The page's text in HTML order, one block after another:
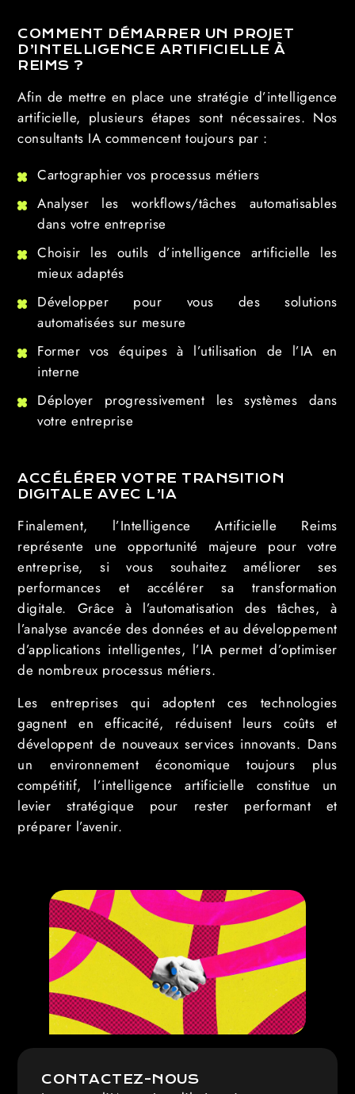
COMMENT DÉMARRER UN PROJET
D’INTELLIGENCE ARTIFICIELLE À
REIMS ?
Afin de mettre en place une stratégie d’intelligence
artificielle, plusieurs étapes sont nécessaires. Nos
consultants IA commencent toujours par :
Cartographier vos processus métiers
Analyser les workflows/tâches automatisables
dans votre entreprise
Choisir les outils d’intelligence artificielle les
mieux adaptés
Développer pour vous des solutions
automatisées sur mesure
Former vos équipes à l’utilisation de l’IA en
interne
Déployer progressivement les systèmes dans
votre entreprise
ACCÉLÉRER VOTRE TRANSITION
DIGITALE AVEC L’IA
Finalement, l’Intelligence Artificielle Reims
représente une opportunité majeure pour votre
entreprise, si vous souhaitez améliorer ses
performances et accélérer sa transformation
digitale. Grâce à l’automatisation des tâches, à
l’analyse avancée des données et au développement
d’applications intelligentes, l’IA permet d’optimiser
de nombreux processus métiers.
Les entreprises qui adoptent ces technologies
gagnent en efficacité, réduisent leurs coûts et
développent de nouveaux services innovants. Dans
un environnement économique toujours plus
compétitif, l’intelligence artificielle constitue un
levier stratégique pour rester performant et
préparer l’avenir.
CONTACTEZ-NOUS